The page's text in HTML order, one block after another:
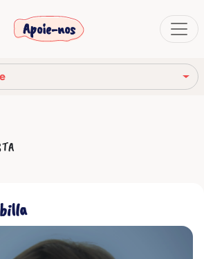
Apoie-nos
Código de Ética
Nossa rede